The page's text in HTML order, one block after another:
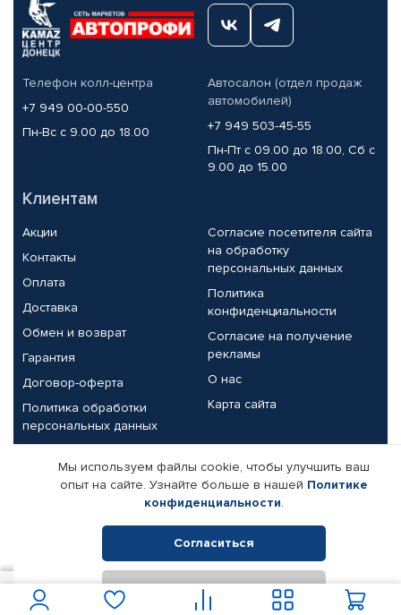
Телефон колл-центра
+7 949 00-00-550
Пн-Вс с 9.00 до 18.00
Автосалон (отдел продаж
автомобилей)
+7 949 503-45-55
Пн-Пт с 09.00 до 18.00, Сб с
9.00 до 15.00
Клиентам
Акции
Контакты
Оплата
Доставка
Обмен и возврат
Гарантия
Договор-оферта
Политика обработки
персональных данных
Согласие посетителя сайта
на обработку
персональных данных
Политика
конфиденциальности
Согласие на получение
рекламы
О нас
Карта сайта
Партнерам
Корпоративным клиентам
Поставщикам
Реквизиты компании
© КАМАЗ ЦЕНТР ДОНЕЦК, 2015-2026. Все права защищены.
Интернет-магазин автомобильных товаров Автопрофи.
Мы используем файлы cookie, чтобы улучшить ваш
опыт на сайте. Узнайте больше в нашей Политике
конфиденциальности.
Согласиться
Отклонить
В корзину